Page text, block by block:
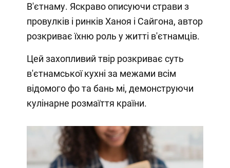
В'єтнаму. Яскраво описуючи страви з
провулків і ринків Ханоя і Сайгона, автор
розкриває їхню роль у житті в'єтнамців.
Цей захопливий твір розкриває суть
в'єтнамської кухні за межами всім
відомого фо та бань мі, демонструючи
кулінарне розмаїття країни.